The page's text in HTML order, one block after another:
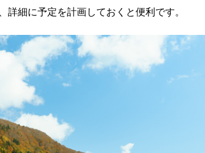
細に予定を計画しておくと便利です。